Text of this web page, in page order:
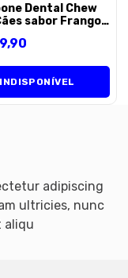
Dental Chew
sabor Frango -
,90
INDISPONÍVEL
adipiscing
ultricies, nunc
aliqu